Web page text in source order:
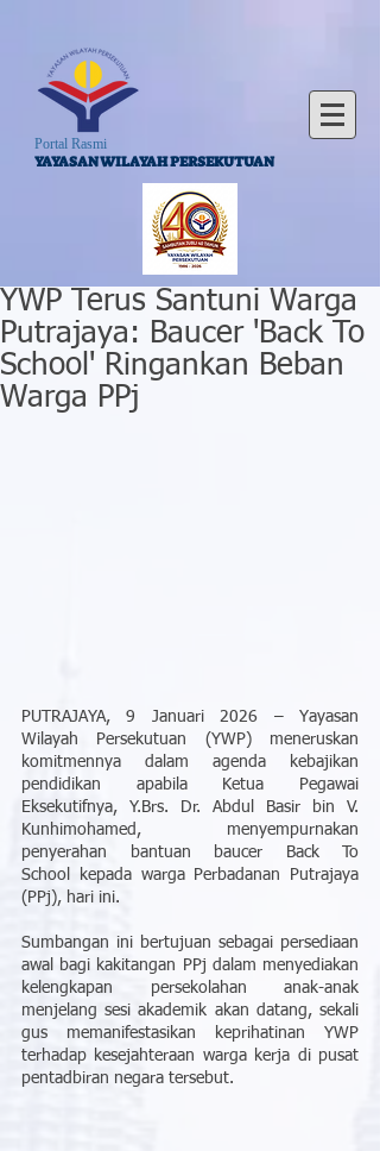
Portal Rasmi
YAYASAN WILAYAH PERSEKUTUAN
YWP Terus Santuni Warga
Putrajaya: Baucer 'Back To
School' Ringankan Beban
Warga PPj
PUTRAJAYA, 9 Januari 2026 – Yayasan
Wilayah Persekutuan (YWP) meneruskan
komitmennya dalam agenda kebajikan
pendidikan apabila Ketua Pegawai
Eksekutifnya, Y.Brs. Dr. Abdul Basir bin V.
Kunhimohamed, menyempurnakan
penyerahan bantuan baucer Back To
School kepada warga Perbadanan Putrajaya
(PPj), hari ini.
Sumbangan ini bertujuan sebagai persediaan
awal bagi kakitangan PPj dalam menyediakan
kelengkapan persekolahan anak-anak
menjelang sesi akademik akan datang, sekali
gus memanifestasikan keprihatinan YWP
terhadap kesejahteraan warga kerja di pusat
pentadbiran negara tersebut.